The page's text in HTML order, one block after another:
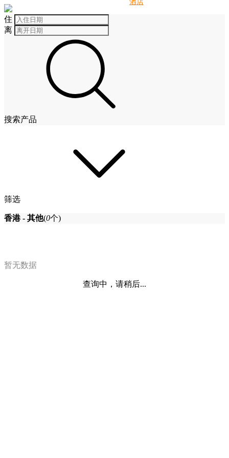
住
离
搜索产品
筛选
香港 - 其他(0个)
暂无数据
查询中，请稍后...